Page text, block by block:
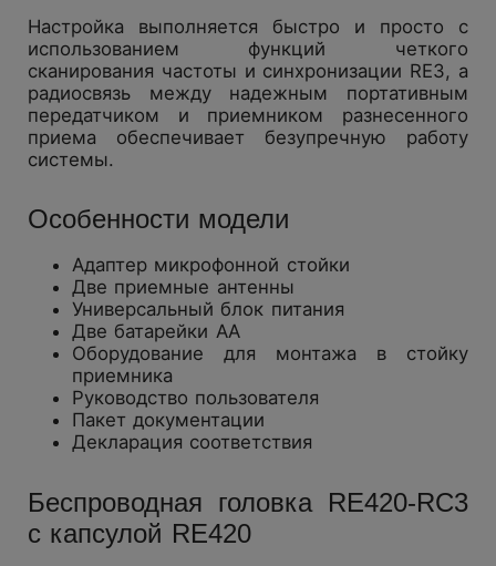
Настройка выполняется быстро и просто с
использованием функций четкого
сканирования частоты и синхронизации RE3, а
радиосвязь между надежным портативным
передатчиком и приемником разнесенного
приема обеспечивает безупречную работу
системы.
Особенности модели
Адаптер микрофонной стойки
Две приемные антенны
Универсальный блок питания
Две батарейки АА
Оборудование для монтажа в стойку
приемника
Руководство пользователя
Пакет документации
Декларация соответствия
Беспроводная головка RE420-RC3
с капсулой RE420